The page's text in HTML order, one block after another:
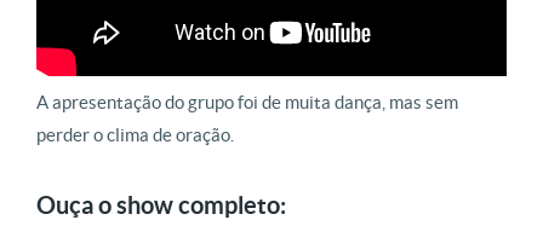
A apresentação do grupo foi de muita dança, mas sem
perder o clima de oração.
Ouça o show completo: